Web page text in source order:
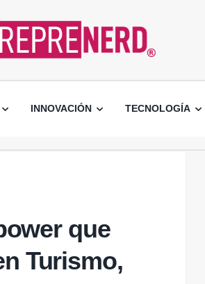
INNOVACIÓN TECNOLOGÍA
que
Turismo,